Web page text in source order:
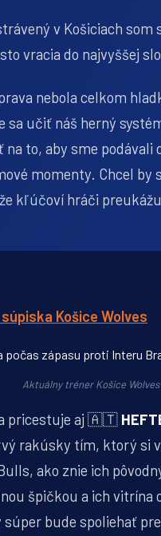
v Košiciach
vracia do najvyššej
nebola celkom
sa učiť náš herný
to, aby sme podávali
momenty. Chcel by
kľúčoví hráči
Košice Wolves
Aktuálny tréner Košice
pricestuje aj 🇦🇹
rakúsky tím, ktorý si
ako znie ich
špičkou a ich vitrína
bude spoliehať